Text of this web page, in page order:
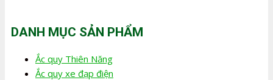
DANH MỤC SẢN PHẨM
Ắc quy Thiên Năng
Ắc quy xe đạp điện